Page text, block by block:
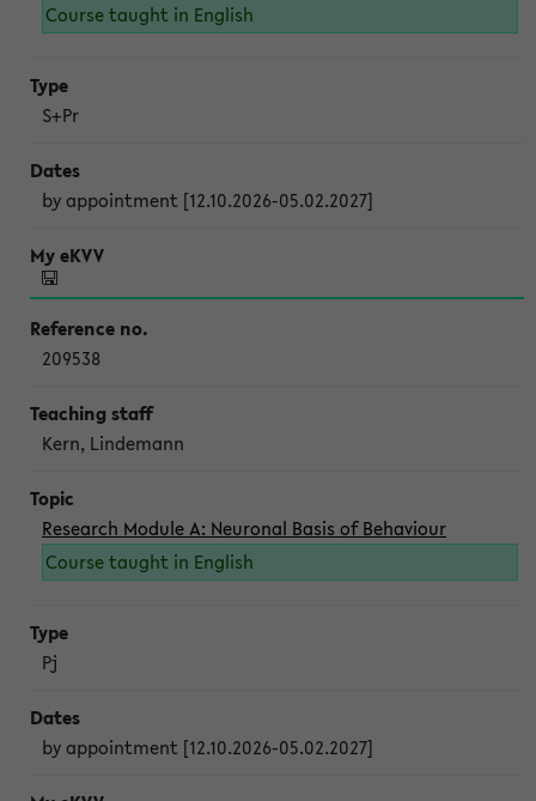
Course taught in English
S+Pr
by appointment [12.10.2026-05.02.2027]
209538
Kern, Lindemann
Research Module A: Neuronal Basis of Behaviour
Course taught in English
Pj
by appointment [12.10.2026-05.02.2027]